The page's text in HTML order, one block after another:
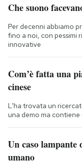
Che suono
Per decenni abbiamo
fino a noi, con pessimi
innovative
Com’è fatta una
cinese
L'ha trovata un
una demo ma
Un caso
umano